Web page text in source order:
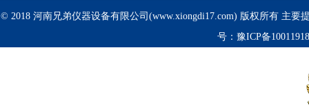
© 2018 河南兄弟仪器设备有限公司(www.xiongdi17.com) 版权所有 主要
号： 豫ICP备